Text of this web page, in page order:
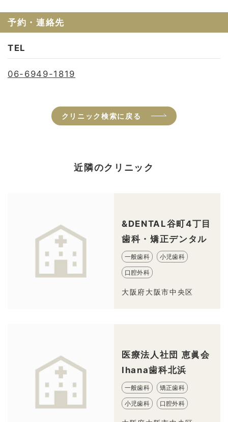
予約・連絡先
TEL
06-6949-1819
クリニック検索に戻る
近隣のクリニック
&DENTAL谷町4丁目
歯科・矯正デンタル
一般歯科 小児歯科
口腔外科
大阪府大阪市中央区
医療法人社団 恵眞会
Ihana歯科北浜
一般歯科 矯正歯科
小児歯科 口腔外科